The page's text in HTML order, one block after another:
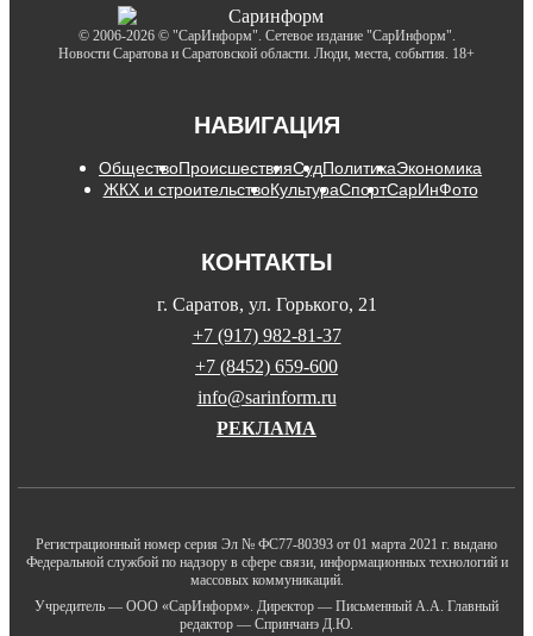
© 2006-2026 © "СарИнформ". Сетевое издание "СарИнформ".
Новости Саратова и Саратовской области. Люди, места, события. 18+
НАВИГАЦИЯ
ОбществоПроисшествияСудПолитикаЭкономика
ЖКХ и строительствоКультураСпортСарИнФото
КОНТАКТЫ
г. Саратов, ул. Горького, 21
+7 (917) 982-81-37
+7 (8452) 659-600
info@sarinform.ru
РЕКЛАМА
Регистрационный номер серия Эл № ФС77-80393 от 01 марта 2021 г. выдано
Федеральной службой по надзору в сфере связи, информационных технологий и
массовых коммуникаций.
Учредитель — ООО «СарИнформ». Директор — Письменный А.А. Главный
редактор — Спринчанэ Д.Ю.